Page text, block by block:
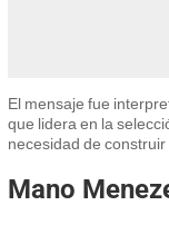
El mensaje fue
que lidera en la
necesidad de
Mano